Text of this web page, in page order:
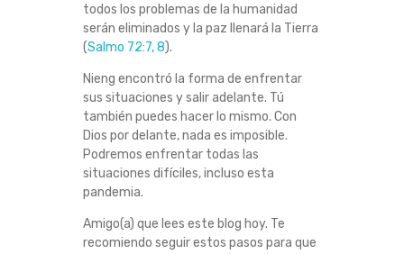
todos los problemas de la humanidad
serán eliminados y la paz llenará la Tierra
(Salmo 72:7, 8).
Nieng encontró la forma de enfrentar
sus situaciones y salir adelante. Tú
también puedes hacer lo mismo. Con
Dios por delante, nada es imposible.
Podremos enfrentar todas las
situaciones difíciles, incluso esta
pandemia.
Amigo(a) que lees este blog hoy. Te
recomiendo seguir estos pasos para que